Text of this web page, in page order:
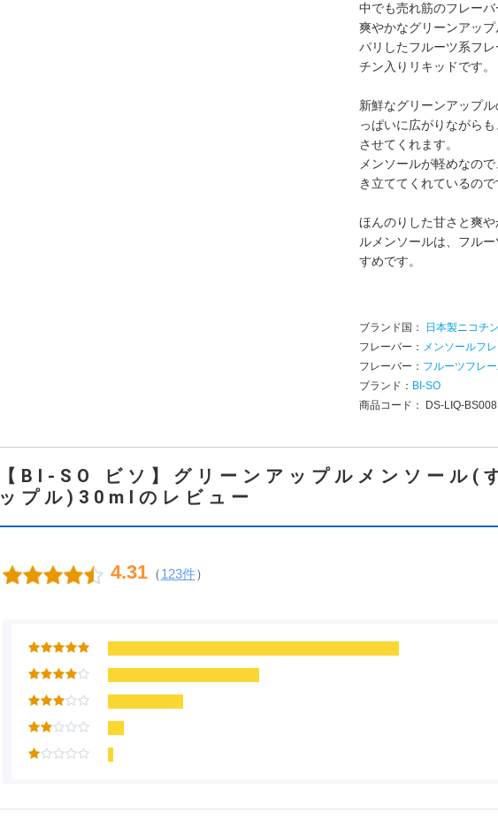
中でも売れ筋のフレーバ
爽やかなグリーンアッ
パリしたフルーツ系フ
チン入りリキッドです。
新鮮なグリーンアップ
っぱいに広がりながら
させてくれます。
メンソールが軽めなの
き立ててくれているので
ほんのりした甘さと爽
ルメンソールは、フル
すめです。
ブランド国：
日本製ニコチ
フレーバー： メンソールフ
フレーバー： フルーツフレ
ブランド： BI-SO
商品コード：
DS-LIQ-BS008
【BI-SO ビソ】グリーンアップルメンソール(
ップル)30mlのレビュー
4.31（123件）